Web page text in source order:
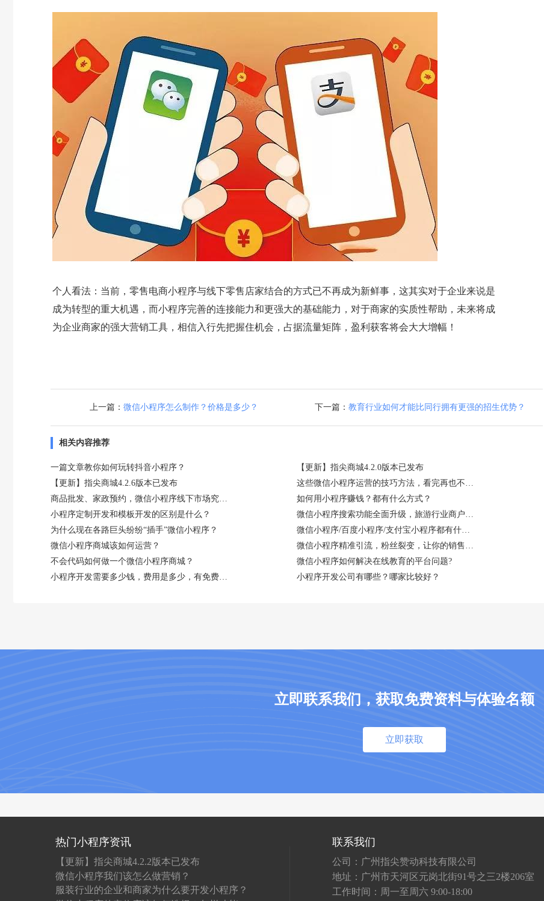
个人看法：当前，零售电商小程序与线下零售店家结合的方式已不再成为新鲜事，这其实对于企业来说是
成为转型的重大机遇，而小程序完善的连接能力和更强大的基础能力，对于商家的实质性帮助，未来将成
为企业商家的强大营销工具，相信入行先把握住机会，占据流量矩阵，盈利获客将会大大增幅！
上一篇： 微信小程序怎么制作？价格是多少？ 下一篇： 教育行业如何才能比同行拥有更强的招生优势？
相关内容推荐
一篇文章教你如何玩转抖音小程序？
【更新】指尖商城4.2.0版本已发布
【更新】指尖商城4.2.6版本已发布
如何用小程序赚钱？都有什么方式？
小程序定制开发和模板开发的区别是什么？
为什么现在各路巨头纷纷“插手”微信小程序？
微信小程序商城该如何运营？
不会代码如何做一个微信小程序商城？
微信小程序如何解决在线教育的平台问题?
小程序开发公司有哪些？哪家比较好？
立即联系我们，获取免费资料与体验名额
立即获取
热门小程序资讯
【更新】指尖商城4.2.2版本已发布
微信小程序我们该怎么做营销？
服装行业的企业和商家为什么要开发小程序？
联系我们
公司：广州指尖赞动科技有限公司
地址：广州市天河区元岗北街91号之三2楼206室
工作时间：周一至周六 9:00-18:00